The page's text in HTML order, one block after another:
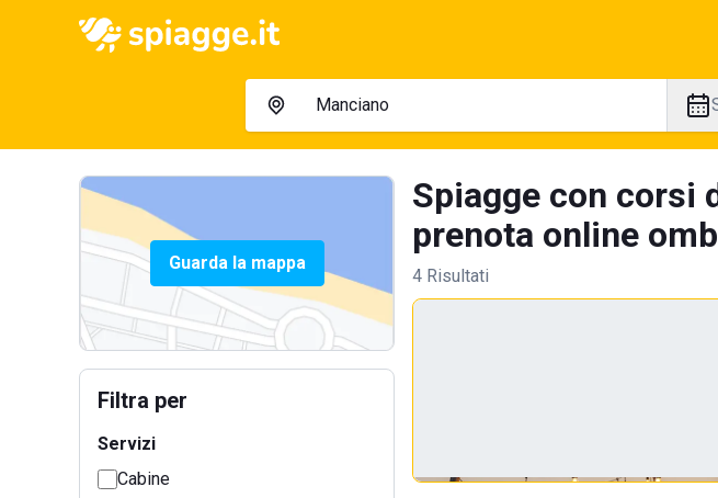
Guarda la mappa
Filtra per
Servizi
Cabine
Spiagge con corsi
prenota online
4 Risultati